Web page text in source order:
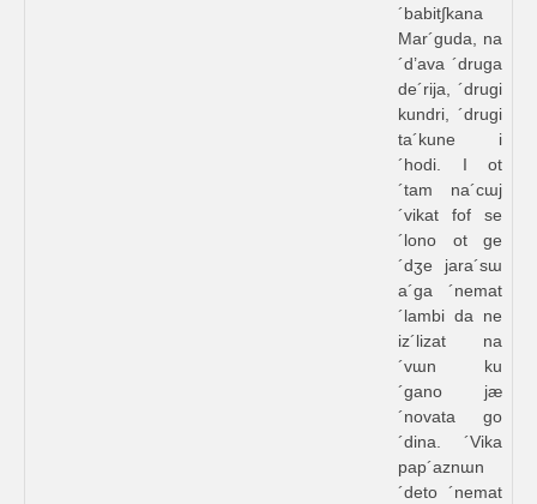
´babit∫kana
Mar´guda, na
´d’ava ´druga
de´rija, ´drugi
kundri, ´drugi
ta´kune i
´hodi. I ot
´tam na´cɯj
´vikat fof se
´lono ot ge
´dʒe jara´sɯ
a´ga ´nemat
´lambi da ne
iz´lizat na
´vɯn ku
´gano jæ
´novata go
´dina. ´Vika
pap´aznɯn
´deto ´nemat